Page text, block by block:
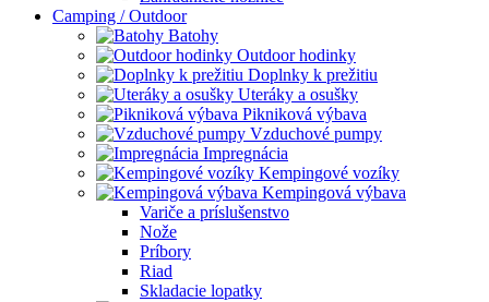
Camping / Outdoor
Batohy
Outdoor hodinky
Doplnky k prežitiu
Uteráky a osušky
Pikniková výbava
Vzduchové pumpy
Impregnácia
Kempingové vozíky
Kempingová výbava
Variče a príslušenstvo
Nože
Príbory
Riad
Skladacie lopatky